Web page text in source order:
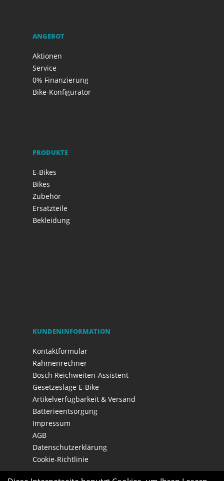
ANGEBOT
Aktionen
Service
0% Finanzierung
Bike-Konfigurator
PRODUKTE
E-Bikes
Bikes
Zubehör
Ersatzteile
Bekleidung
KUNDENINFORMATION
Kontaktformular
Rahmenrechner
Bosch Reichweiten-Assistent
Gesetzeslage E-Bike
Artikelverfügbarkeit & Versand
Batterieentsorgung
Impressum
AGB
Datenschutzerklärung
Cookie-Richtlinie